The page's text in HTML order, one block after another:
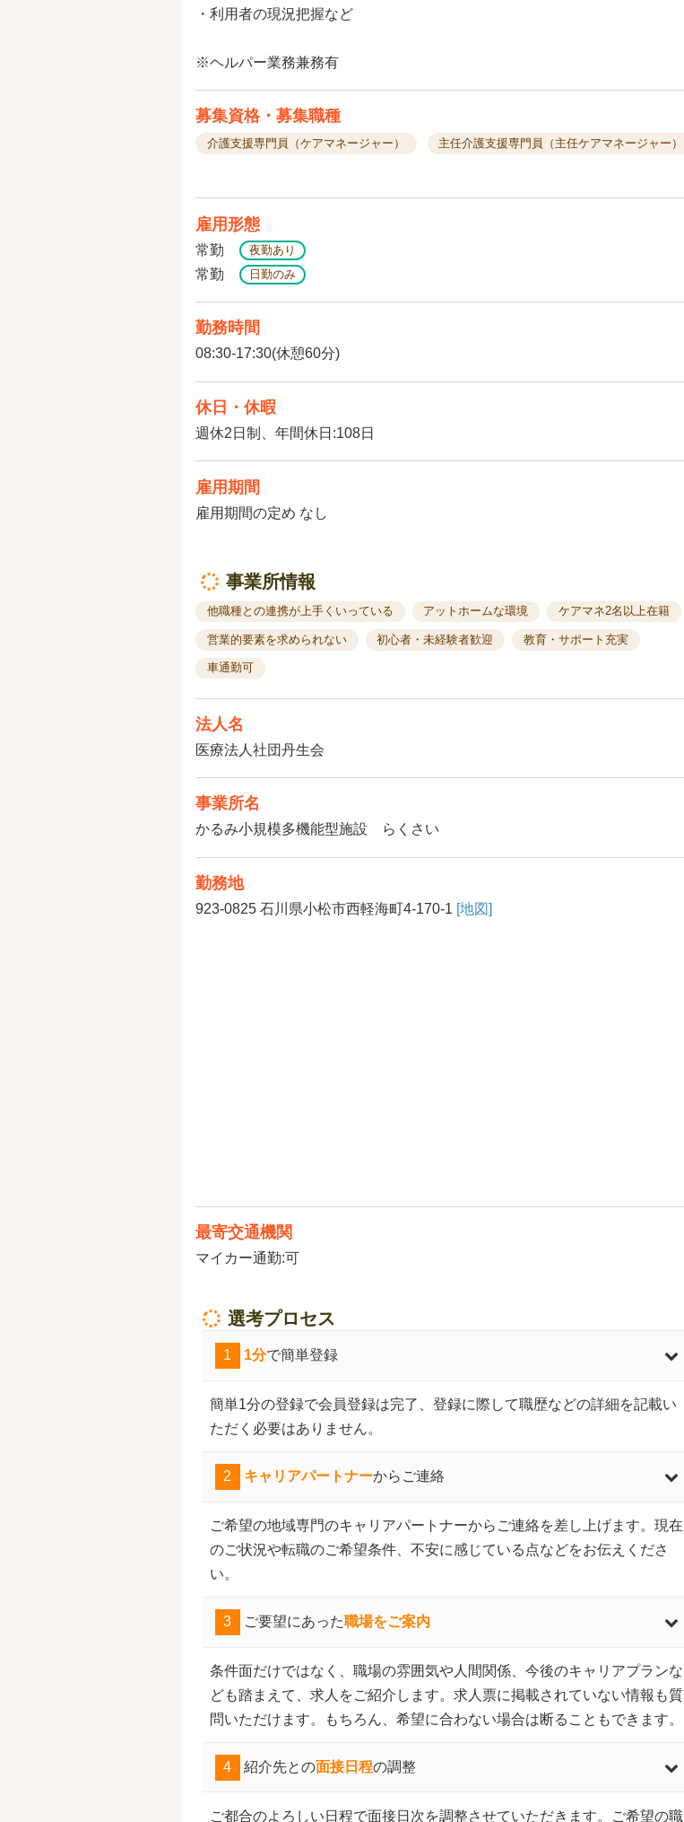
・利用者の現況把握など
※ヘルパー業務兼務有
募集資格・募集職種
介護支援専門員（ケアマネージャー） 主任介護支援専門員（主任ケアマネージャー）
雇用形態
常勤 夜勤あり
常勤 日勤のみ
勤務時間
08:30-17:30(休憩60分)
休日・休暇
週休2日制、年間休日:108日
雇用期間
雇用期間の定め なし
事業所情報
他職種との連携が上手くいっている アットホームな環境 ケアマネ2名以上在籍
営業的要素を求められない 初心者・未経験者歓迎 教育・サポート充実
車通勤可
法人名
医療法人社団丹生会
事業所名
かるみ小規模多機能型施設 らくさい
勤務地
923-0825 石川県小松市西軽海町4-170-1 [地図]
最寄交通機関
マイカー通勤:可
選考プロセス
1 1分で簡単登録
簡単1分の登録で会員登録は完了、登録に際して職歴などの詳細を記載い
ただく必要はありません。
2 キャリアパートナーからご連絡
ご希望の地域専門のキャリアパートナーからご連絡を差し上げます。現在
のご状況や転職のご希望条件、不安に感じている点などをお伝えくださ
い。
3 ご要望にあった職場をご案内
条件面だけではなく、職場の雰囲気や人間関係、今後のキャリアプランな
ども踏まえて、求人をご紹介します。求人票に掲載されていない情報も質
問いただけます。もちろん、希望に合わない場合は断ることもできます。
4 紹介先との面接日程の調整
ご都合のよろしい日程で面接日次を調整させていただきます。ご希望の職